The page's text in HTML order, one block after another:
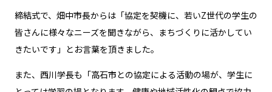
締結式で、畑中市長からは「協定を契機に、若いZ世代の学生の
皆さんに様々なニーズを聞きながら、まちづくりに活かしてい
きたいです」とお言葉を頂きました。
また、西川学長も「高石市との協定による活動の場が、学生に